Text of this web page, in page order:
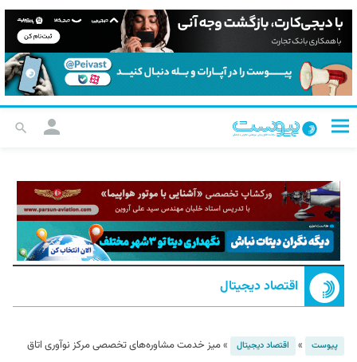
اقتصاد دیجیتال
پیوست » اقتصاد دیجیتال »میز خدمت مشاوره‌های تخصصی مرکز نوآوری اتاق